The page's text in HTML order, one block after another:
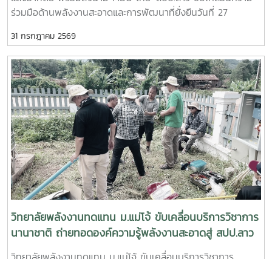
เพิ่มประสิทธิภาพและยืดอายุการใช้งานของอุปกรณ์- แลกเปลี่ยน
องค์ความรู้และประสบการณ์ระหว่างคณาจารย์ นักศึกษา และผู้เข้า
ร่วมกิจกรรม เพื่อสร้างเครือข่ายความร่วมมือด้านพลังงาน
ทดแทนระหว่างประเทศไทยและ สปป.ลาว- การดำเนินกิจกรรม
ครั้งนี้มีเป้าหมายเพื่อเสริมสร้างศักยภาพบุคลากรด้านอาชีวศึกษา
ส่งเสริมการเรียนรู้จากการลงมือปฏิบัติจริง และสนับสนุนการ
ประยุกต์ใช้เทคโนโลยีพลังงานสะอาดในสถานศึกษาและชุมชน ซึ่งจะ
ช่วยลดต้นทุนด้านพลังงาน เพิ่มโอกาสในการเข้าถึงพลังงาน
สะอาด และรองรับการพัฒนาเศรษฐกิจและสังคมอย่างยั่งยืน
วิทยาลัยพลังงานทดแทน มหาวิทยาลัยแม่โจ้ ยังคงมุ่งมั่นขับ
เคลื่อนพันธกิจด้านการบริการวิชาการสู่ระดับนานาชาติ ถ่ายทอด
องค์ความรู้ เทคโนโลยี และนวัตกรรมด้านพลังงานทดแทน เพื่อ
สร้างเครือข่ายความร่วมมือทางวิชาการ พัฒนาศักยภาพกำลังคน
และร่วมกันสร้างอนาคตที่เป็นมิตรต่อสิ่งแวดล้อมอย่างยั่งยืน
ร่วมมือด้านพลังงานสะอาดและการพัฒนาที่ยั่งยืนวันที่ 27
กิจกรรมบริการวิชาการนานาชาติ ภายใต้โครงการ “การใช้
พลังงานทดแทนเพื่อการปรับตัวต่อการเปลี่ยนแปลงสภาพภูมิ
อากาศ” ณ โรงเรียนประถมสมบูรณ์พุเหล็กเจริญ แขวงหลวงพระ
บาง สาธารณรัฐประชาธิปไตยประชาชนลาวการดำเนินงานครั้งนี้
นำโดย ผู้ช่วยศาสตราจารย์ ดร.นิกราน หอมดวง คณบดีวิทยาลัย
พลังงานทดแทน พร้อมด้วย ผู้ช่วยศาสตราจารย์ ดร.กิตติกร สาสุ
จิตต์ รองคณบดีฝ่ายบริหาร และ ผู้ช่วยศาสตราจารย์ ดร.ยิ่งรักษ์
อรรถเวชกุล รองคณบดีฝ่ายวิจัยและบริการวิชาการ พร้อมคณะผู้
บริหาร คณาจารย์ บุคลากร และนักศึกษาระดับบัณฑิตศึกษา โดย
มีครู บุคลากร และผู้แทนจากหน่วยงานภาครัฐและสถาบันการ
ศึกษาของไทยและ สปป.ลาว เข้าร่วมกิจกรรมอย่างพร้อมเพรียง -
ภาคเช้า จัดอบรมเชิงปฏิบัติการด้าน ระบบสูบน้ำพลังงานแสง
อาทิตย์ เพื่อถ่ายทอดองค์ความรู้ให้แก่ครู บุคลากร และผู้เข้าร่วม
อบรม ให้สามารถติดตั้ง ใช้งาน และบำรุงรักษาระบบได้อย่างถูก
ต้องและมีประสิทธิภาพ- ภาคบ่าย จัดอบรมในหัวข้อ “การลดโลก
31 กรกฎาคม 2569
วิทยาลัยพลังงานทดแทน ม.แม่โจ้ ขับเคลื่อนบริการวิชาการ
นานาชาติ ถ่ายทอดองค์ความรู้พลังงานสะอาดสู่ สปป.ลาว